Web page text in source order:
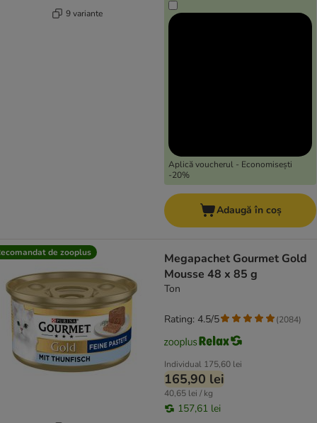
9 variante
Aplică voucherul - Economisești
-20%
Adaugă în coș
de zooplus
Megapachet Gourmet Gold
Mousse 48 x 85 g
Ton
Individual 175,60 lei
165,90 lei
40,65 lei / kg
157,61 lei
Rating: 4.5/5 (2084)